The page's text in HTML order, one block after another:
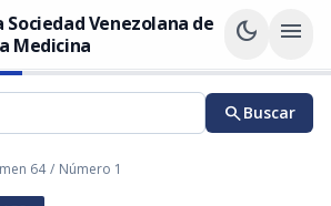
Sociedad Venezolana de
Medicina
dark_mode menu
searchBuscar
64 / Número 1